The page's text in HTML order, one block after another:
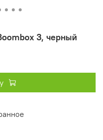
3, черный